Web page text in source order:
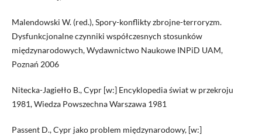
Malendowski W. (red.), Spory-konflikty zbrojne-terroryzm.
Dysfunkcjonalne czynniki współczesnych stosunków
międzynarodowych, Wydawnictwo Naukowe INPiD UAM,
Poznań 2006
Nitecka-Jagiełło B., Cypr [w:] Encyklopedia świat w przekroju
1981, Wiedza Powszechna Warszawa 1981
Passent D., Cypr jako problem międzynarodowy, [w:]